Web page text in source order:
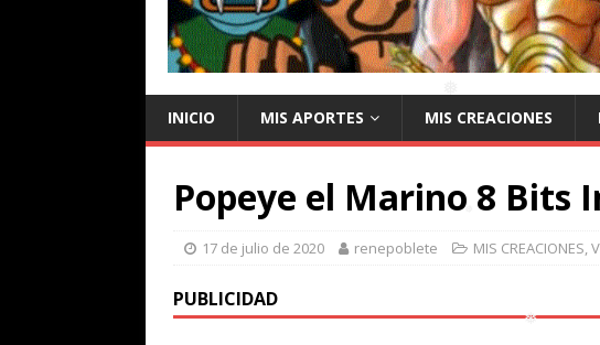
❅
INICIO MIS APORTES MIS CREACIONES
Popeye el Marino 8 Bits
17 de julio de 2020 renepoblete MIS CREACIONES,
PUBLICIDAD